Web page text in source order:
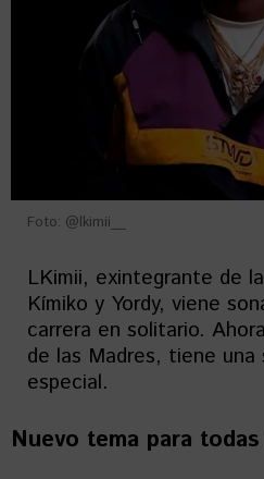
Foto: @lkimii__
LKimii, exintegrante de
Kímiko y Yordy, viene
carrera en solitario.
de las Madres, tiene una
especial.
Nuevo tema para